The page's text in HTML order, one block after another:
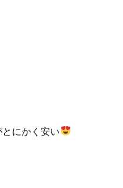
にかく安い